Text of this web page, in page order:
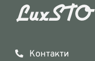
Контакти